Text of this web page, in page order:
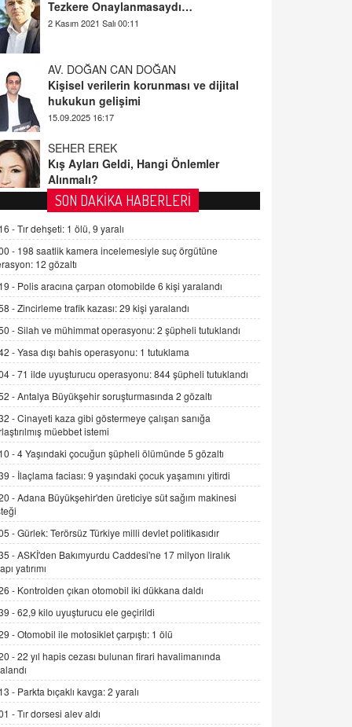
hukukun gelişimi
15.09.2025 16:17
SEHER EREK
Alınmalı?
9.12.2025 10:11
İNCİ GÜL AKÖL
Trump Keşke Adana'yı da Ziyaret Etse...
06.07.2026 13:00
ADEM AKÖL
Esed Destekçilerinin Yüzüne Vurulan
Şamar: Sednaya
11.12.2024 12:30
DR. EKREM ASLAN
Gerçek Ne, Algı Ne? "Beraber
Yürüyoruz" Cümlesinin Peşinden
19.07.2025 12:45
GÖNÜL MENEKŞE
Şifacının Yolu
04.11.2025 12:56
Kira Uyuşmazlıklarında Dava Açmadan
Önce Arabulucuya Başvuru Şartı
23.09.2023 16:30
CAN UĞURATEŞ
Değişen yapısıyla Suriye
16.12.2024 14:16
Günlük Burç Yorumu | 22 Kasım 2024:
Koç, Boğa, İkizler ve Daha Fazlası!
20.11.2024 17:44
SON DAKİKA HABERLERİ
-Tır dehşeti: 1 ölü, 9 yaralı
- 198 saatlik kamera incelemesiyle suç örgütüne
12 gözaltı
- Polis aracına çarpan otomobilde 6 kişi yaralandı
-Zincirleme trafik kazası: 29 kişi yaralandı
-Silah ve mühimmat operasyonu: 2 şüpheli tutuklandı
-Yasa dışı bahis operasyonu: 1 tutuklama
-71 ilde uyuşturucu operasyonu: 844 şüpheli tutuklandı
-Antalya Büyükşehir soruşturmasında 2 gözaltı
-Cinayeti kaza gibi göstermeye çalışan sanığa
müebbet istemi
-4 Yaşındaki çocuğun şüpheli ölümünde 5 gözaltı
- İlaçlama faciası: 9 yaşındaki çocuk yaşamını yitirdi
-Adana Büyükşehir'den üreticiye süt sağım makinesi
-Gürlek: Terörsüz Türkiye milli devlet politikasıdır
-ASKİ'den Bakımyurdu Caddesi'ne 17 milyon liralık
yatırımı
- Kontrolden çıkan otomobil iki dükkana daldı
-62,9 kilo uyuşturucu ele geçirildi
-Otomobil ile motosiklet çarpıştı: 1 ölü
-22 yıl hapis cezası bulunan firari havalimanında
- Parkta bıçaklı kavga: 2 yaralı
-Tır dorsesi alev aldı